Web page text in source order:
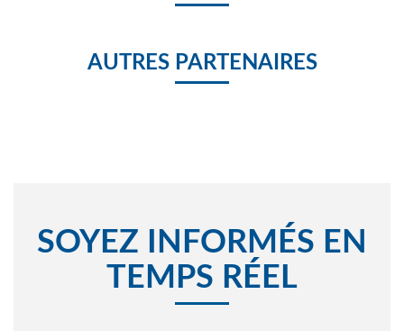
AUTRES PARTENAIRES
SOYEZ INFORMÉS EN
TEMPS RÉEL